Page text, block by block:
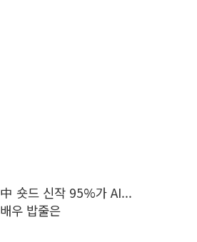
中 숏드 신작 95%가 AI...
배우 밥줄은